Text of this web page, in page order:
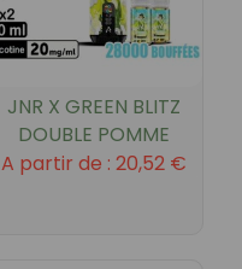
JNR X GREEN BLITZ
DOUBLE POMME
A partir de : 20,52 €